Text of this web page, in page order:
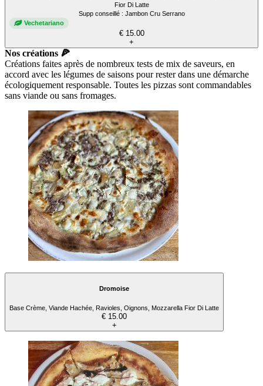
Fior Di Latte
Supp conseillé : Jambon Cru Serrano
Vechetariano
€ 15.00
+
Nos créations 🍕
Créations faites après de nombreux tests de mix de saveurs, en
accord avec les légumes de saisons pour rester dans une démarche
écologiquement responsable. Toutes les pizzas sont commandables
sans viande ou sans fromages.
Dromoise
Base Crème, Viande Hachée, Ravioles, Oignons, Mozzarella Fior Di Latte
€ 15.00
+